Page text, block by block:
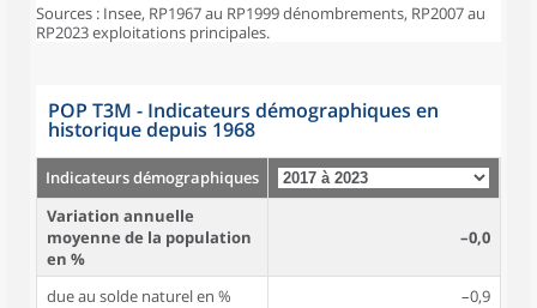
Sources : Insee, RP1967 au RP1999 dénombrements, RP2007 au
RP2023 exploitations principales.
POP T3M - Indicateurs démographiques en
historique depuis 1968
Indicateurs démographiques
Variation annuelle
moyenne de la population
en %
–0,0
due au solde naturel en %
–0,9